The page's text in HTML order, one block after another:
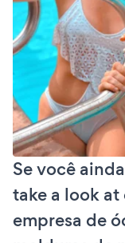
Se você
take a look at
empresa de